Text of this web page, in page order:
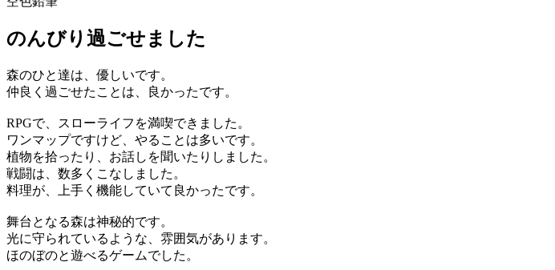
のんびり過ごせました
森のひと達は、優しいです。
仲良く過ごせたことは、良かったです。
RPGで、スローライフを満喫できました。
ワンマップですけど、やることは多いです。
植物を拾ったり、お話しを聞いたりしました。
戦闘は、数多くこなしました。
料理が、上手く機能していて良かったです。
舞台となる森は神秘的です。
光に守られているような、雰囲気があります。
ほのぼのと遊べるゲームでした。